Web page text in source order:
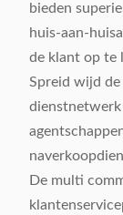
bieden
huis-aan-
de klant op te
Spreid wijd
dienstnetwerk
De multi